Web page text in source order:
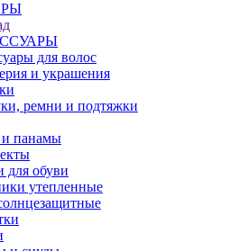
для волос
и украшения
ремни и подтяжки
панамы
обуви
утепленные